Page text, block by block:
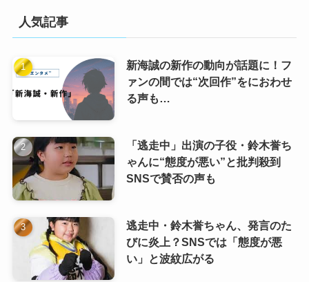
人気記事
新海誠の新作の動向が話題に！フ
ァンの間では“次回作”をにおわせ
る声も…
「逃走中」出演の子役・鈴木誉ち
ゃんに“態度が悪い”と批判殺到
SNSで賛否の声も
逃走中・鈴木誉ちゃん、発言のた
びに炎上？SNSでは「態度が悪
い」と波紋広がる